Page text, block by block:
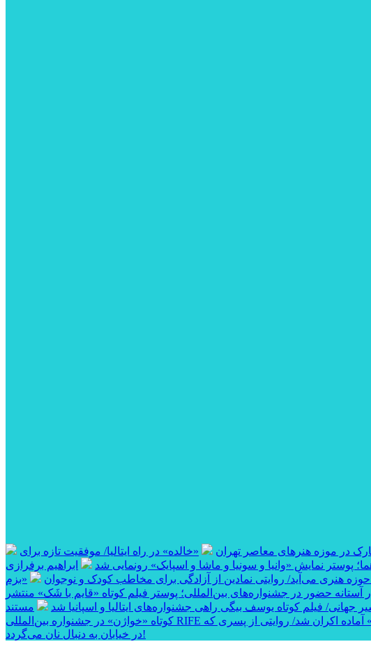
در موزه هنرهای معاصر تهران
«خالده» در راه ایتالیا/ موفقیت تازه برای
پوستر نمایش «وانیا و سونیا و ماشا و اسپایک» رونمایی شد
ابراهیم برفرازی
هنری می‌آید/ روایتی نمادین از آزادگی برای مخاطب کودک و نوجوان
«بزم
آستانه حضور در جشنواره‌های بین‌المللی؛ پوستر فیلم کوتاه «قایم با شَک» منتشر
فیلم کوتاه یوسف بیگی راهی جشنواره‌های ایتالیا و اسپانیا شد
مستند
آماده اکران شد/ روایتی از پسری که
در خیابان به دنبال نان می‌گردد!